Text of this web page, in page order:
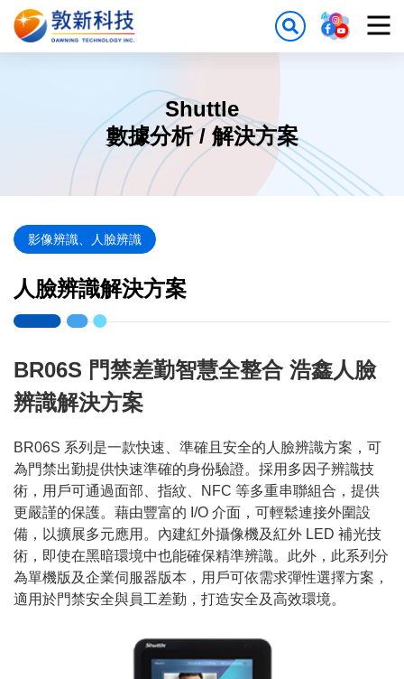
Shuttle
數據分析 / 解決方案
影像辨識、人臉辨識
人臉辨識解決方案
BR06S 門禁差勤智慧全整合 浩鑫人臉
辨識解決方案
BR06S 系列是一款快速、準確且安全的人臉辨識方案，可
為門禁出勤提供快速準確的身份驗證。採用多因子辨識技
術，用戶可通過面部、指紋、NFC 等多重串聯組合，提供
更嚴謹的保護。藉由豐富的 I/O 介面，可輕鬆連接外圍設
備，以擴展多元應用。內建紅外攝像機及紅外 LED 補光技
術，即使在黑暗環境中也能確保精準辨識。此外，此系列分
為單機版及企業伺服器版本，用戶可依需求彈性選擇方案，
適用於門禁安全與員工差勤，打造安全及高效環境。